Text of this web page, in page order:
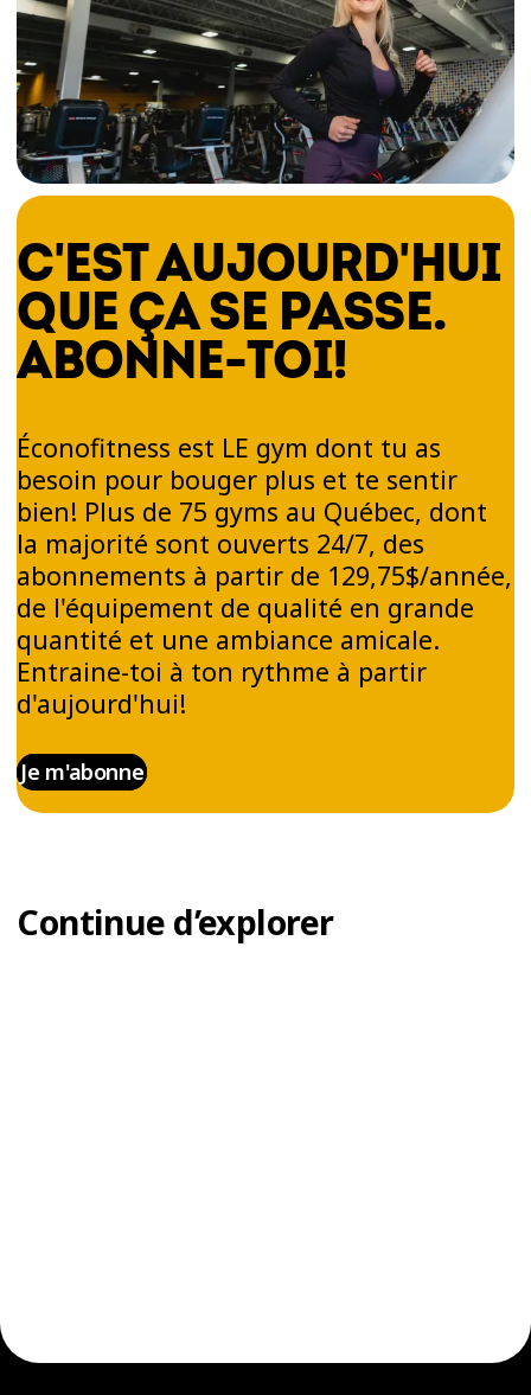
C'EST AUJOURD'HUI
QUE ÇA SE PASSE.
ABONNE-TOI!
Éconofitness est LE gym dont tu as
besoin pour bouger plus et te sentir
bien! Plus de 75 gyms au Québec, dont
la majorité sont ouverts 24/7, des
abonnements à partir de 129,75$/année,
de l'équipement de qualité en grande
quantité et une ambiance amicale.
Entraine-toi à ton rythme à partir
d'aujourd'hui!
Je m'abonne
Continue d’explorer